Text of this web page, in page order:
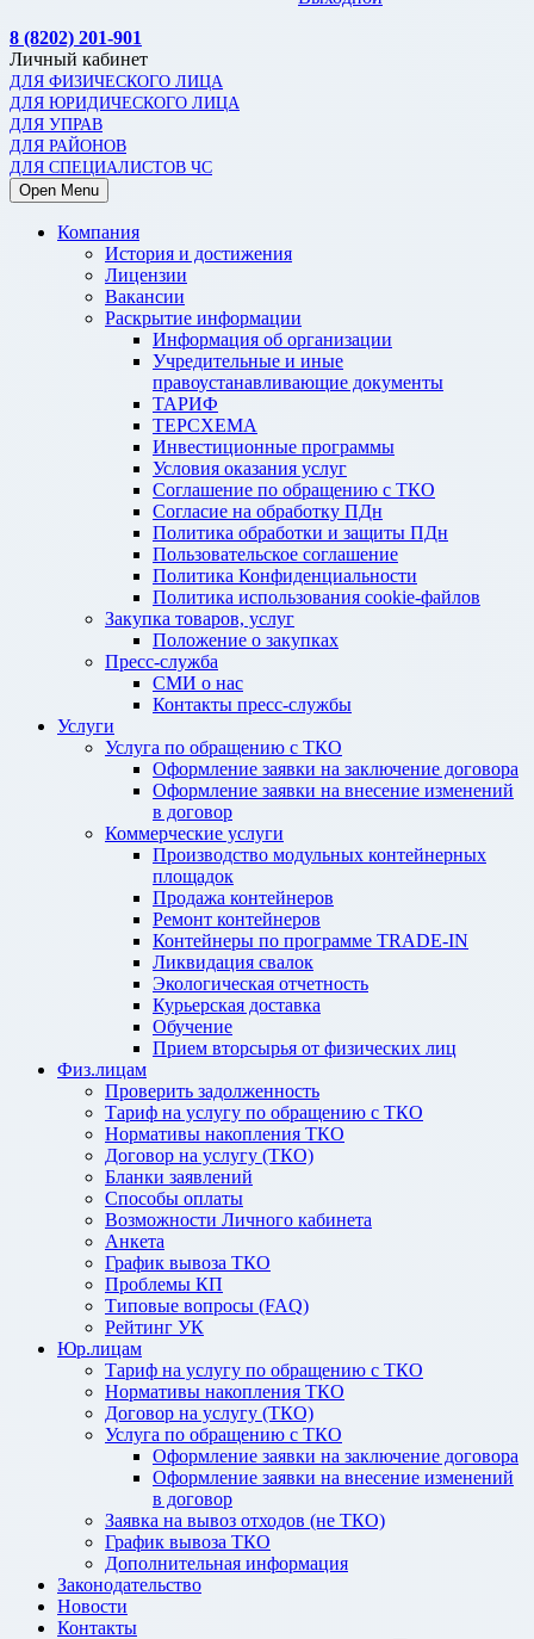
8 (8202) 201-901
Личный кабинет
ДЛЯ ФИЗИЧЕСКОГО ЛИЦА
ДЛЯ ЮРИДИЧЕСКОГО ЛИЦА
ДЛЯ УПРАВ
ДЛЯ РАЙОНОВ
ДЛЯ СПЕЦИАЛИСТОВ ЧС
Open Menu
Компания
История и достижения
Лицензии
Вакансии
Раскрытие информации
Информация об организации
Учредительные и иные
правоустанавливающие документы
ТАРИФ
ТЕРСХЕМА
Инвестиционные программы
Условия оказания услуг
Соглашение по обращению с ТКО
Согласие на обработку ПДн
Политика обработки и защиты ПДн
Пользовательское соглашение
Политика Конфиденциальности
Политика использования cookie-файлов
Закупка товаров, услуг
Положение о закупках
Пресс-служба
СМИ о нас
Контакты пресс-службы
Услуги
Услуга по обращению с ТКО
Оформление заявки на заключение договора
Оформление заявки на внесение изменений
в договор
Коммерческие услуги
Производство модульных контейнерных
площадок
Продажа контейнеров
Ремонт контейнеров
Контейнеры по программе TRADE-IN
Ликвидация свалок
Экологическая отчетность
Курьерская доставка
Обучение
Прием вторсырья от физических лиц
Физ.лицам
Проверить задолженность
Тариф на услугу по обращению с ТКО
Нормативы накопления ТКО
Договор на услугу (ТКО)
Бланки заявлений
Способы оплаты
Возможности Личного кабинета
Анкета
График вывоза ТКО
Проблемы КП
Типовые вопросы (FAQ)
Рейтинг УК
Юр.лицам
Тариф на услугу по обращению с ТКО
Нормативы накопления ТКО
Договор на услугу (ТКО)
Услуга по обращению с ТКО
Оформление заявки на заключение договора
Оформление заявки на внесение изменений
в договор
Заявка на вывоз отходов (не ТКО)
График вывоза ТКО
Дополнительная информация
Законодательство
Новости
Контакты